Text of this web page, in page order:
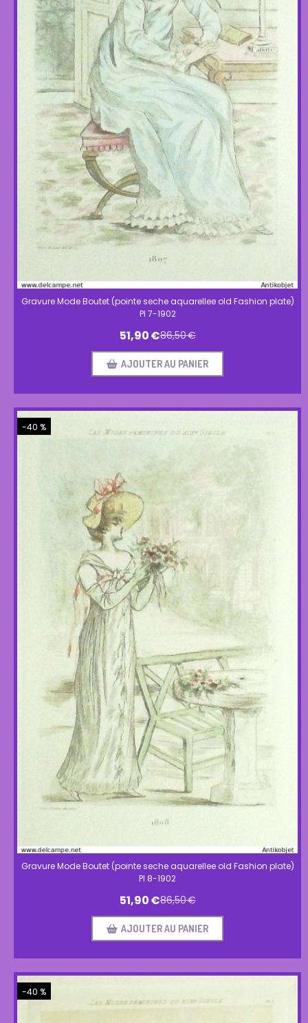
Gravure Mode Boutet (pointe seche aquarellee old Fashion plate)
Pl 7-1902
51,90€86,50€
AJOUTER AU PANIER
-40 %
Gravure Mode Boutet (pointe seche aquarellee old Fashion plate)
Pl 8-1902
51,90€86,50€
AJOUTER AU PANIER
-40 %